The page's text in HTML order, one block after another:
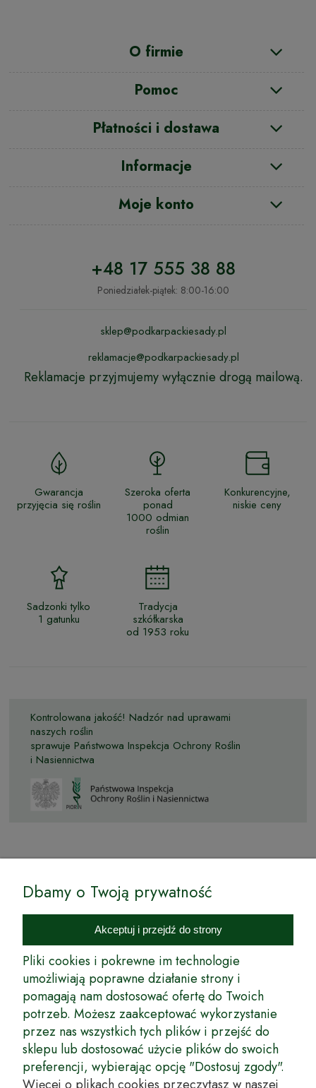
O firmie
Pomoc
Płatności i dostawa
Informacje
Moje konto
+48 17 555 38 88
Poniedziałek-piątek: 8:00-16:00
sklep@podkarpackiesady.pl
reklamacje@podkarpackiesady.pl
Reklamacje przyjmujemy wyłącznie drogą mailową.
Gwarancja
przyjęcia się roślin
Szeroka oferta
ponad
1000 odmian
roślin
Konkurencyjne,
niskie ceny
Sadzonki tylko
1 gatunku
Tradycja
szkółkarska
od 1953 roku
Kontrolowana jakość! Nadzór nad uprawami
naszych roślin
sprawuje Państwowa Inspekcja Ochrony Roślin
i Nasiennictwa
Internetowy Sklep Ogrodniczy Podkarpackie Sady to inicjatywa
podkarpackich szkółkarzy, której zamierzeniem jest wprowadzenie na
rynek wysokiej jakości drzewek owocowych, drzewek ozdobnych oraz
innych produktów pozwalających na uprawianie zarówno małych, jak
i dużych sadów oraz ogrodów.
Wspólnie stworzyliśmy dla Państwa kompleksową ofertę - wspaniałe
produkty, dary ziemi ze szkółek drzewek ozdobnych i owocowych,
których tradycje sięgają roku 1953. Drzewka produkowane są
z najwyższą starannością przez trzecie pokolenie plantatorów.
Długoletnie Doświadczenie sprawiło, że wszystkie drzewka cechuje
duża odporność na zmienne warunki atmosferyczne naszego klimatu
oraz niezwykły urodzaj. W ofercie naszego internetowego sklepu
Dbamy o Twoją prywatność
Akceptuj i przejdź do strony
Pliki cookies i pokrewne im technologie
umożliwiają poprawne działanie strony i
pomagają nam dostosować ofertę do Twoich
potrzeb. Możesz zaakceptować wykorzystanie
przez nas wszystkich tych plików i przejść do
sklepu lub dostosować użycie plików do swoich
preferencji, wybierając opcję "Dostosuj zgody".